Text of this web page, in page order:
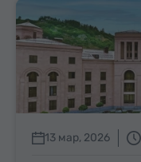
13 мар, 2026